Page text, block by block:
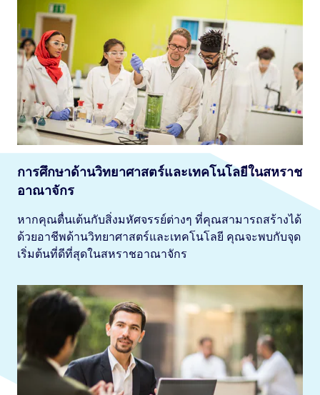
การศึกษาด้านวิทยาศาสตร์และเทคโนโลยีในสหราช
อาณาจักร
หากคุณตื่นเต้นกับสิ่งมหัศจรรย์ต่างๆ ที่คุณสามารถสร้างได้
ด้วยอาชีพด้านวิทยาศาสตร์และเทคโนโลยี คุณจะพบกับจุด
เริ่มต้นที่ดีที่สุดในสหราชอาณาจักร